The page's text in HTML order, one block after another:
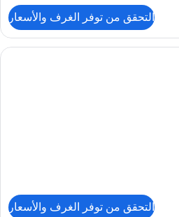
التحقق من توفر الغرف والأسعار
التحقق من توفر الغرف والأسعار